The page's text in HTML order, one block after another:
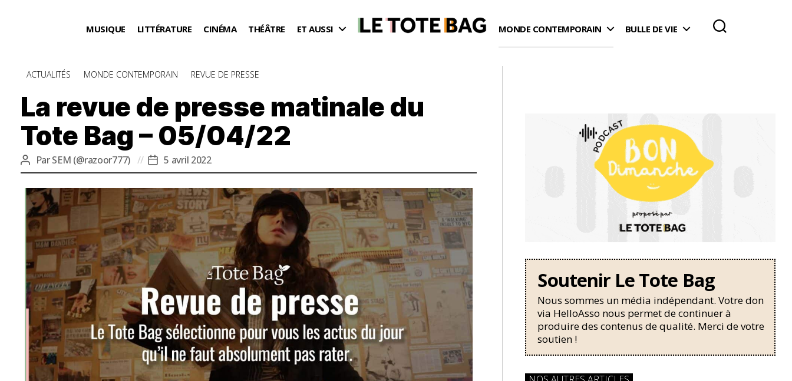
MUSIQUE LITTÉRATURE CINÉMA THÉÂTRE ET AUSSI MONDE CONTEMPORAIN BULLE DE VIE
Catégories
ACTUALITÉS MONDE CONTEMPORAIN REVUE DE PRESSE
La revue de presse matinale du
Tote Bag – 05/04/22
Auteur
de
l’article
ParSEM (@razoor777)
Date
de
l’article
5 avril 2022
Soutenir Le Tote Bag
Nous sommes un média indépendant. Votre don
via HelloAsso nous permet de continuer à
produire des contenus de qualité. Merci de votre
soutien !